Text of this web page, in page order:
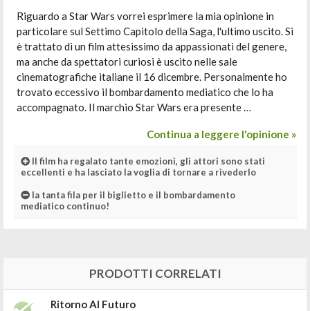
Riguardo a Star Wars vorrei esprimere la mia opinione in
particolare sul Settimo Capitolo della Saga, l'ultimo uscito. Si
è trattato di un film attesissimo da appassionati del genere,
ma anche da spettatori curiosi è uscito nelle sale
cinematografiche italiane il 16 dicembre. Personalmente ho
trovato eccessivo il bombardamento mediatico che lo ha
accompagnato. Il marchio Star Wars era presente …
Continua a leggere l'opinione »
Il film ha regalato tante emozioni, gli attori sono stati
eccellenti e ha lasciato la voglia di tornare a rivederlo
la tanta fila per il biglietto e il bombardamento
mediatico continuo!
PRODOTTI CORRELATI
Ritorno Al Futuro